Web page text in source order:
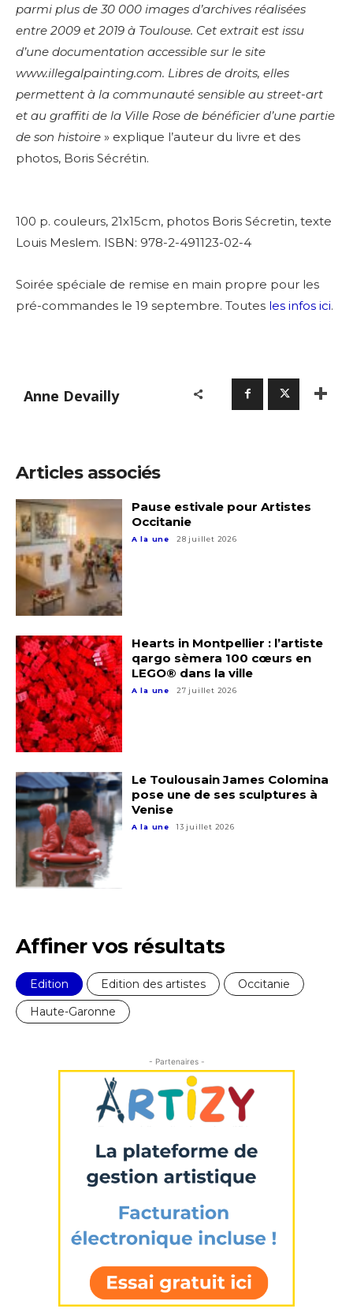
Adresse email*
Nom
Statut / Organisation
J'accepte lestermes et conditions
* Champ obligatoire
Adresse email*
J'accepte lestermes et conditions
parmi plus de 30 000 images d’archives réalisées
entre 2009 et 2019 à Toulouse. Cet extrait est issu
d’une documentation accessible sur le site
www.illegalpainting.com. Libres de droits, elles
permettent à la communauté sensible au street-art
et au graffiti de la Ville Rose de bénéficier d’une partie
de son histoire » explique l’auteur du livre et des
photos, Boris Sécrétin.
100 p. couleurs, 21x15cm, photos Boris Sécretin, texte
Louis Meslem. ISBN: 978-2-491123-02-4
Soirée spéciale de remise en main propre pour les
pré-commandes le 19 septembre. Toutes les infos ici.
Anne Devailly
Articles associés
Pause estivale pour Artistes
Occitanie
A la une 28 juillet 2026
Hearts in Montpellier : l’artiste
qargo sèmera 100 cœurs en
LEGO® dans la ville
A la une 27 juillet 2026
Le Toulousain James Colomina
pose une de ses sculptures à
Venise
A la une 13 juillet 2026
Affiner vos résultats
Edition Edition des artistes
Occitanie
Haute-Garonne
- Partenaires -